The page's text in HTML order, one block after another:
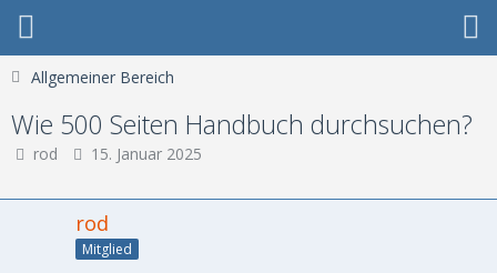
Allgemeiner Bereich
Wie 500 Seiten Handbuch durchsuchen?
rod 15. Januar 2025
rod
Mitglied